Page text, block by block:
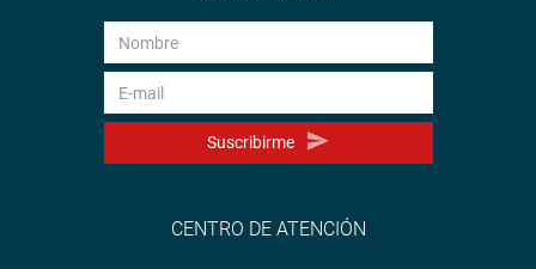
Suscribirme
CENTRO DE ATENCIÓN